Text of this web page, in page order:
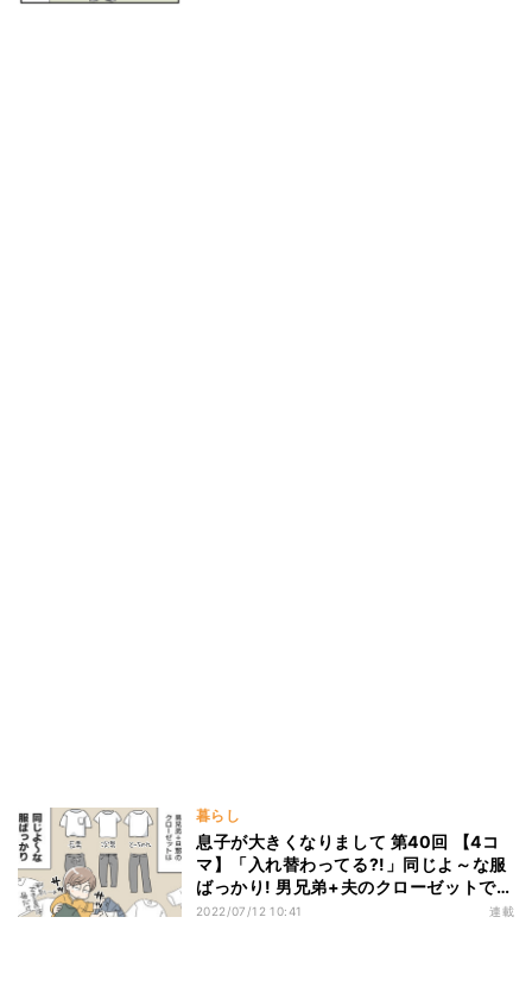
暮らし
息子が大きくなりまして 第40回 【4コ
マ】「入れ替わってる?!」同じよ～な服
ばっかり! 男兄弟+夫のクローゼットで起
きた「君の名は。」現象
2022/07/12 10:41 連載